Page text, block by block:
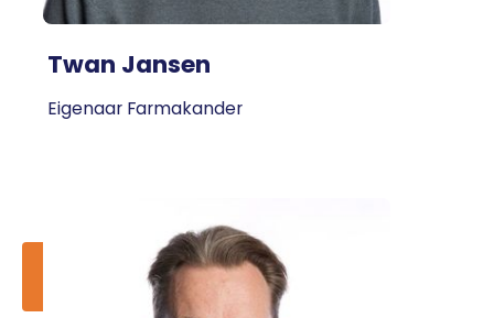
Twan Jansen
Eigenaar Farmakander